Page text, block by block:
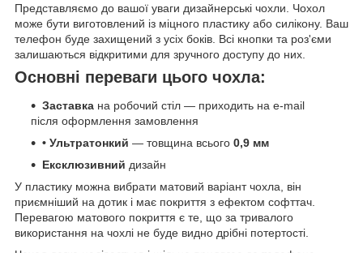
Представляємо до вашої уваги дизайнерські чохли. Чохол
може бути виготовлений із міцного пластику або силікону. Ваш
телефон буде захищений з усіх боків. Всі кнопки та роз'єми
залишаються відкритими для зручного доступу до них.
Основні переваги цього чохла:
Заставка на робочий стіл — приходить на e-mail
після оформлення замовлення
• Ультратонкий — товщина всього 0,9 мм
Ексклюзивний дизайн
У пластику можна вибрати матовий варіант чохла, він
приємніший на дотик і має покриття з ефектом софттач.
Перевагою матового покриття є те, що за тривалого
використання на чохлі не буде видно дрібні потертості.